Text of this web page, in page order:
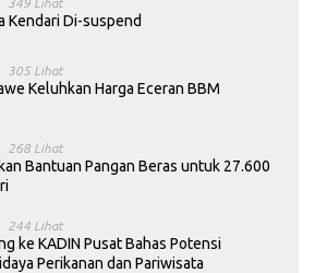
Kendari Di-suspend
305 Lihat
Keluhkan Harga Eceran BBM
268 Lihat
Bantuan Pangan Beras untuk 27.600
244 Lihat
ke KADIN Pusat Bahas Potensi
Perikanan dan Pariwisata